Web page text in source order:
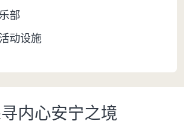
部
动设施
内心安宁之境